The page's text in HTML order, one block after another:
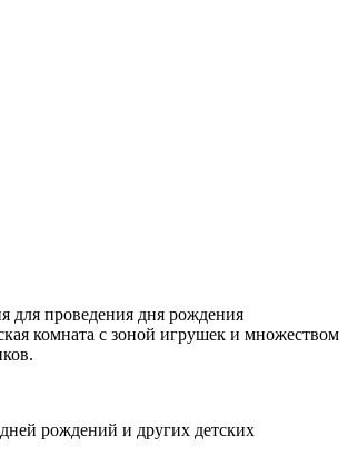
для проведения дня рождения
комната с зоной игрушек и множеством
рождений и других детских